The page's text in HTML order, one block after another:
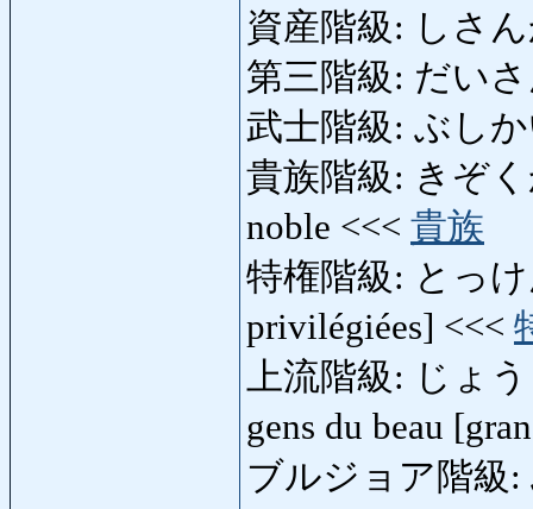
資産階級: しさ
第三階級: だい
武士階級: ぶしか
貴族階級: きぞく
noble <<< 貴族
特権階級: とっけ
privilégiées] <<<
上流階級: じょう
gens du beau
ブルジョア階級: